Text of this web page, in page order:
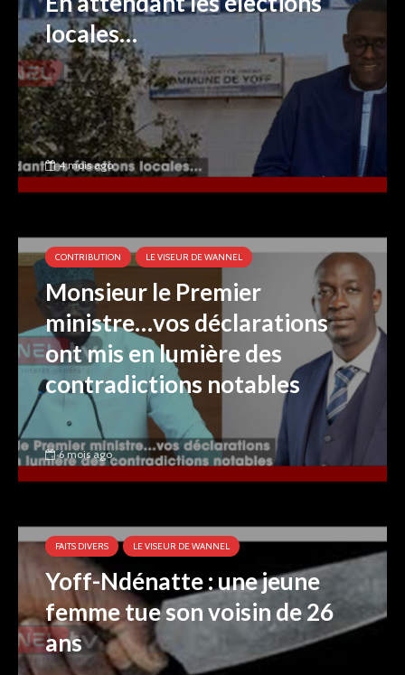
locales…
4 mois ago
CONTRIBUTION LE VISEUR DE WANNEL
Monsieur le Premier
ministre…vos déclarations
ont mis en lumière des
contradictions notables
6 mois ago
FAITS DIVERS LE VISEUR DE WANNEL
Yoff-Ndénatte : une jeune
femme tue son voisin de 26
ans